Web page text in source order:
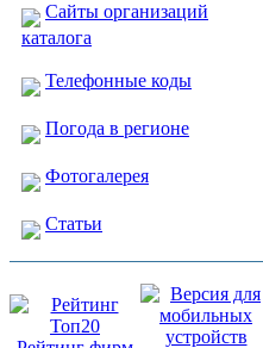
Сайты организаций
каталога
Телефонные коды
Погода в регионе
Фотогалерея
Статьи